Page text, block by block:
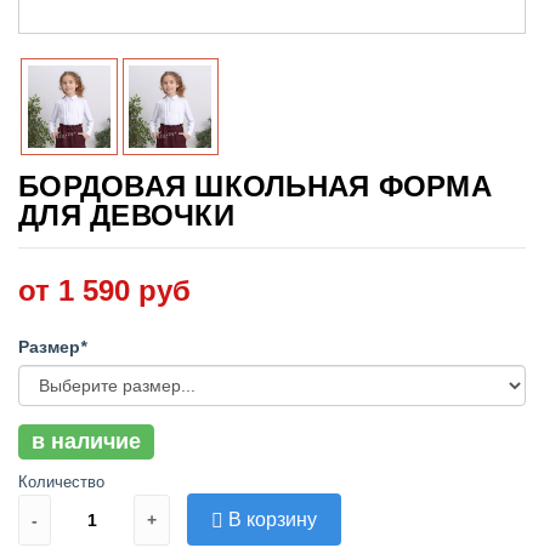
БОРДОВАЯ ШКОЛЬНАЯ ФОРМА
ДЛЯ ДЕВОЧКИ
от 1 590 руб
Размер*
в наличие
Количество
- + В корзину